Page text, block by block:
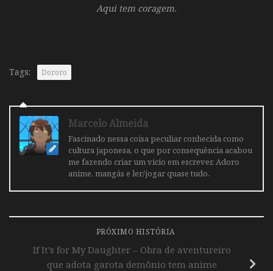
Aqui tem coragem.
Tags: Dororo
Marcelo Almeida
Fascinado nessa coisa peculiar conhecida como
cultura japonesa, o que por consequência acabou
me fazendo criar um vicio em escrever. Adoro
anime, mangás e ler/jogar quase tudo.
PRÓXIMO HISTÓRIA
If It’s for My Daughter – Obra de aventureiro
que adota garota demônio tem anime